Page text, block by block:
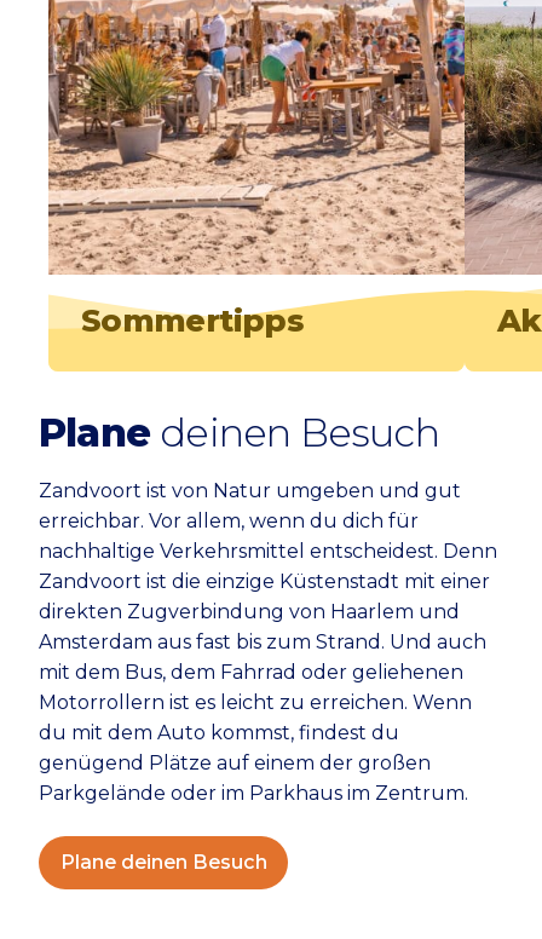
Sommertipps
Plane deinen Besuch
Zandvoort ist von Natur umgeben und gut
erreichbar. Vor allem, wenn du dich für
nachhaltige Verkehrsmittel entscheidest. Denn
Zandvoort ist die einzige Küstenstadt mit einer
direkten Zugverbindung von Haarlem und
Amsterdam aus fast bis zum Strand. Und auch
mit dem Bus, dem Fahrrad oder geliehenen
Motorrollern ist es leicht zu erreichen. Wenn
du mit dem Auto kommst, findest du
genügend Plätze auf einem der großen
Parkgelände oder im Parkhaus im Zentrum.
Plane deinen Besuch